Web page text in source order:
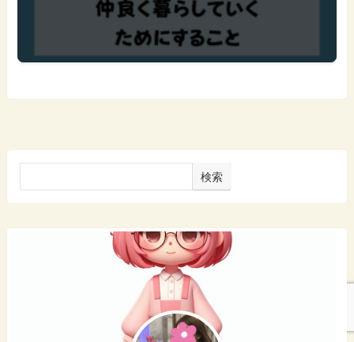
検索